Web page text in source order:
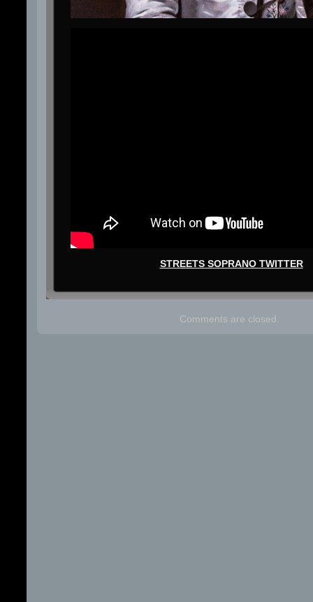
STREETS SOPRANO TWITTER
Comments are closed.